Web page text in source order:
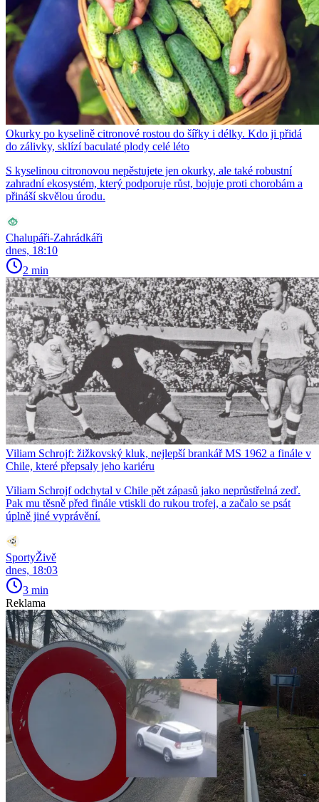
Okurky po kyselině citronové rostou do šířky i délky. Kdo ji přidá
do zálivky, sklízí baculaté plody celé léto
S kyselinou citronovou nepěstujete jen okurky, ale také robustní
zahradní ekosystém, který podporuje růst, bojuje proti chorobám a
přináší skvělou úrodu.
Chalupáři-Zahrádkáři
dnes, 18:10
2 min
Viliam Schrojf: žižkovský kluk, nejlepší brankář MS 1962 a finále v
Chile, které přepsaly jeho kariéru
Viliam Schrojf odchytal v Chile pět zápasů jako neprůstřelná zeď.
Pak mu těsně před finále vtiskli do rukou trofej, a začalo se psát
úplně jiné vyprávění.
SportyŽivě
dnes, 18:03
3 min
Reklama